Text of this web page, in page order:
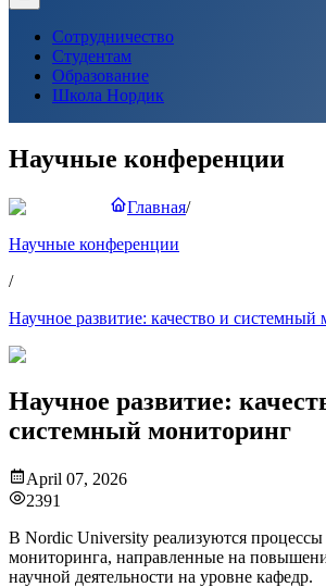
Сотрудничество
Студентам
Образование
Школа Нордик
Научные конференции
Главная/
Научные конференции
/
Научное развитие: качество и системный
Научное развитие:
системный мониторинг
April 07, 2026
2391
В Nordic University реализуются процессы
мониторинга, направленные на
научной деятельности на уровне кафедр.